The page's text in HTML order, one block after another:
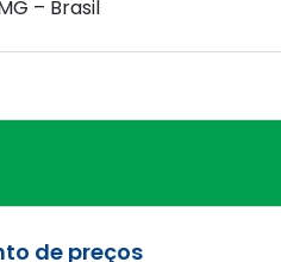
– Brasil
de preços